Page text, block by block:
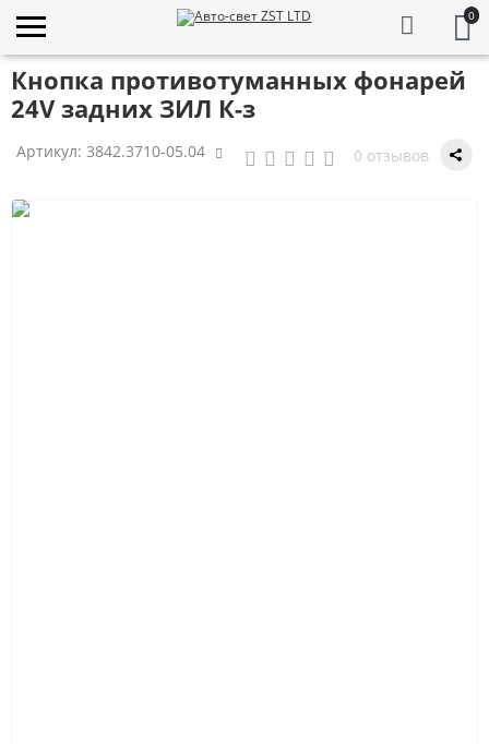
0
Кнопка противотуманных фонарей
24V задних ЗИЛ К-з
Артикул: 3842.3710-05.04 0 отзывов